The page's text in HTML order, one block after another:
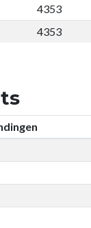
4353
4353